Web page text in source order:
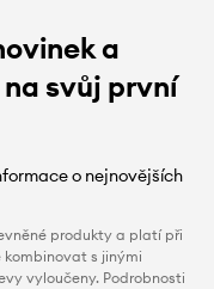
a
svůj první
o nejnovějších
produkty a platí při
kombinovat s jinými
vyloučeny. Podrobnosti